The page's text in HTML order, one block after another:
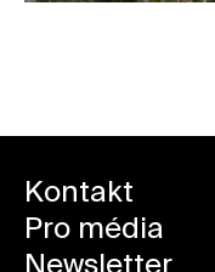
Kontakt
Pro média
Newsletter